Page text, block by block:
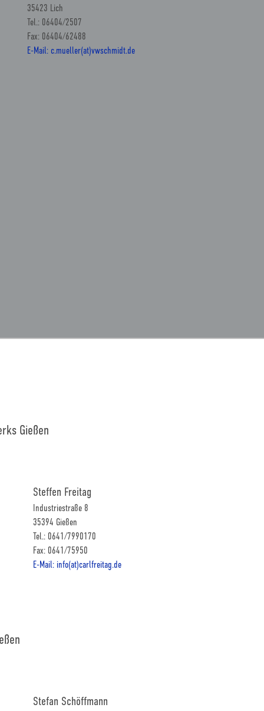
35423 Lich
Tel.: 06404/2507
Fax: 06404/62488
E-Mail: c.mueller(at)vwschmidt.de
Gießen
Steffen Freitag
Industriestraße 8
35394 Gießen
Tel.: 0641/7990170
Fax: 0641/75950
E-Mail: info(at)carlfreitag.de
Stefan Schöffmann